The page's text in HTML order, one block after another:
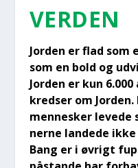
VER­DEN
Jor­den er flad
som en bold og
Jor­den er kun
kred­ser om
men­ne­sker leve­de
ner­ne lan­de­de ikke
Bang er i øvrigt